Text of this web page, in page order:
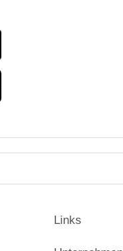
Google
Links